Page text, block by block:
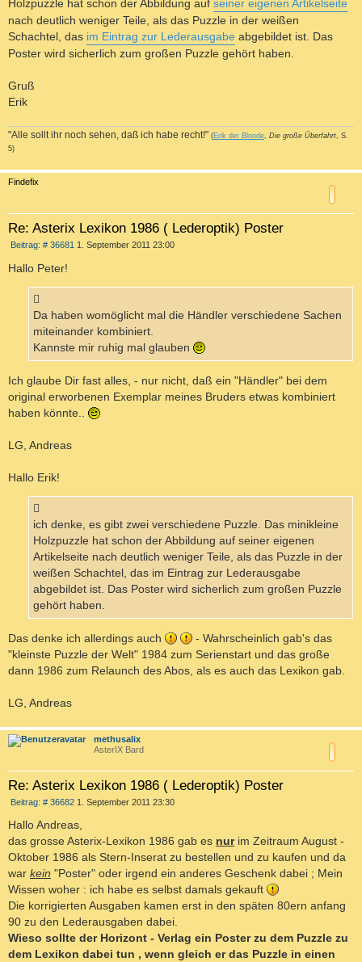
Holzpuzzle hat schon der Abbildung auf seiner eigenen Artikelseite
nach deutlich weniger Teile, als das Puzzle in der weißen
Schachtel, das im Eintrag zur Lederausgabe abgebildet ist. Das
Poster wird sicherlich zum großen Puzzle gehört haben.
Gruß
Erik
"Alle sollt ihr noch sehen, daß ich habe recht!" (Erik der Blonde, Die große Überfahrt, S.
5)
a
Findefix
Re: Asterix Lexikon 1986 ( Lederoptik) Poster
Beitrag: # 36681 B
r
1. September 2011 23:00
Hallo Peter!
Da haben womöglicht mal die Händler verschiedene Sachen
miteinander kombiniert.
Kannste mir ruhig mal glauben
Ich glaube Dir fast alles, - nur nicht, daß ein "Händler" bei dem
original erworbenen Exemplar meines Bruders etwas kombiniert
haben könnte..
LG, Andreas
Hallo Erik!
ich denke, es gibt zwei verschiedene Puzzle. Das minikleine
Holzpuzzle hat schon der Abbildung auf seiner eigenen
Artikelseite nach deutlich weniger Teile, als das Puzzle in der
weißen Schachtel, das im Eintrag zur Lederausgabe
abgebildet ist. Das Poster wird sicherlich zum großen Puzzle
gehört haben.
Das denke ich allerdings auch
- Wahrscheinlich gab's das
"kleinste Puzzle der Welt" 1984 zum Serienstart und das große
dann 1986 zum Relaunch des Abos, als es auch das Lexikon gab.
LG, Andreas
a
methusalix
AsterIX Bard
Re: Asterix Lexikon 1986 ( Lederoptik) Poster
Beitrag: # 36682B
i
r
a
g
1. September 2011 23:30
Hallo Andreas,
das grosse Asterix-Lexikon 1986 gab es nurim Zeitraum August -
Oktober 1986 als Stern-Inserat zu bestellen und zu kaufen und da
war kein "Poster" oder irgend ein anderes Geschenk dabei ; Mein
Wissen woher : ich habe es selbst damals gekauft
Die korrigierten Ausgaben kamen erst in den späten 80ern anfang
90 zu den Lederausgaben dabei.
Wieso sollte der Horizont - Verlag ein Poster zu dem Puzzle zu
dem Lexikon dabei tun , wenn gleich er das Puzzle in einen